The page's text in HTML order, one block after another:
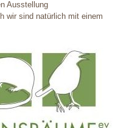
Ausstellung
wir sind natürlich mit einem